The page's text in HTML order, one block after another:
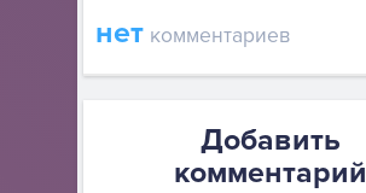
нет комментариев
Добавить
комментарий